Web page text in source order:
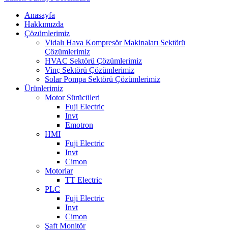
Anasayfa
Hakkımızda
Çözümlerimiz
Vidalı Hava Kompresör Makinaları Sektörü
Çözümlerimiz
HVAC Sektörü Çözümlerimiz
Vinç Sektörü Çözümlerimiz
Solar Pompa Sektörü Çözümlerimiz
Ürünlerimiz
Motor Sürücüleri
Fuji Electric
Invt
Emotron
HMI
Fuji Electric
Invt
Cimon
Motorlar
TT Electric
PLC
Fuji Electric
Invt
Cimon
Şaft Monitör